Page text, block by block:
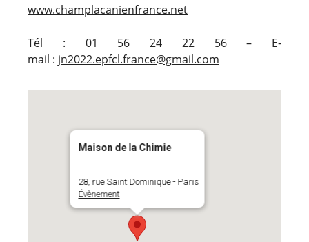
www.champlacanienfrance.net
Tél : 01 56 24 22 56 – E-
mail : jn2022.epfcl.france@gmail.com
Maison de la Chimie
28, rue Saint Dominique - Paris
Évènement